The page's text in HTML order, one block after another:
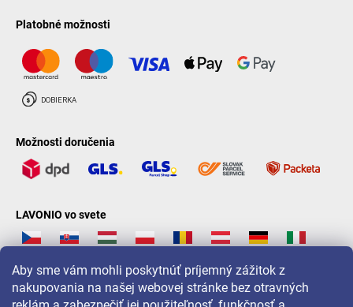
Aby sme vám mohli poskytnúť príjemný zážitok z
nakupovania na našej webovej stránke bez otravných
Platobné možnosti
Možnosti doručenia
LAVONIO vo svete